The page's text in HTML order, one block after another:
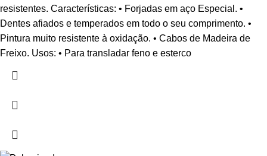
resistentes. Características: • Forjadas em aço Especial. •
Dentes afiados e temperados em todo o seu comprimento. •
Pintura muito resistente à oxidação. • Cabos de Madeira de
Freixo. Usos: • Para transladar feno e esterco